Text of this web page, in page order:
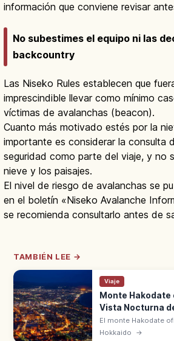
información que conviene revisar
No subestimes el equipo ni las
backcountry
Las Niseko Rules establecen que
imprescindible llevar como mínimo
víctimas de avalanchas (beacon).
Cuanto más motivado estés por la
importante es considerar la consulta
seguridad como parte del viaje, y no
nieve y los paisajes.
El nivel de riesgo de avalanchas se
en el boletín «Niseko Avalanche
se recomienda consultarlo antes de
TAMBIÉN LEE →
Viaje
Monte Hakodate
Vista Nocturna
Grandes
El monte Hakodate
grandes vistas
Hokkaido →